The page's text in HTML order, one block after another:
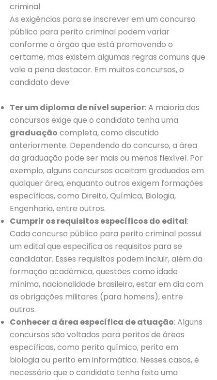
criminal
As exigências para se inscrever em um concurso
público para perito criminal podem variar
conforme o órgão que está promovendo o
certame, mas existem algumas regras comuns que
vale a pena destacar. Em muitos concursos, o
candidato deve:
Ter um diploma de nível superior: A maioria dos
concursos exige que o candidato tenha uma
graduação completa, como discutido
anteriormente. Dependendo do concurso, a área
da graduação pode ser mais ou menos flexível. Por
exemplo, alguns concursos aceitam graduados em
qualquer área, enquanto outros exigem formações
específicas, como Direito, Química, Biologia,
Engenharia, entre outros.
Cumprir os requisitos específicos do edital:
Cada concurso público para perito criminal possui
um edital que especifica os requisitos para se
candidatar. Esses requisitos podem incluir, além da
formação acadêmica, questões como idade
mínima, nacionalidade brasileira, estar em dia com
as obrigações militares (para homens), entre
outros.
Conhecer a área específica de atuação: Alguns
concursos são voltados para peritos de áreas
específicas, como perito químico, perito em
biologia ou perito em informática. Nesses casos, é
necessário que o candidato tenha feito uma